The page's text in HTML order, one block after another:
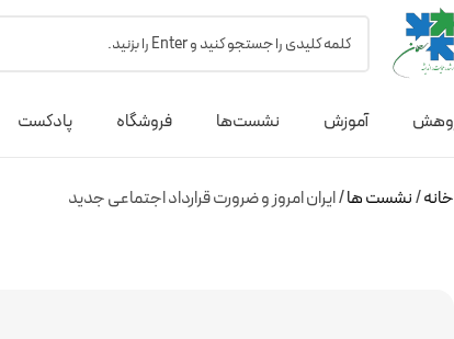
آموزش نشست‌ها فروشگاه پادکست
خانه نشست ها ایران امروز و ضرورت قرارداد اجتماعی جدید